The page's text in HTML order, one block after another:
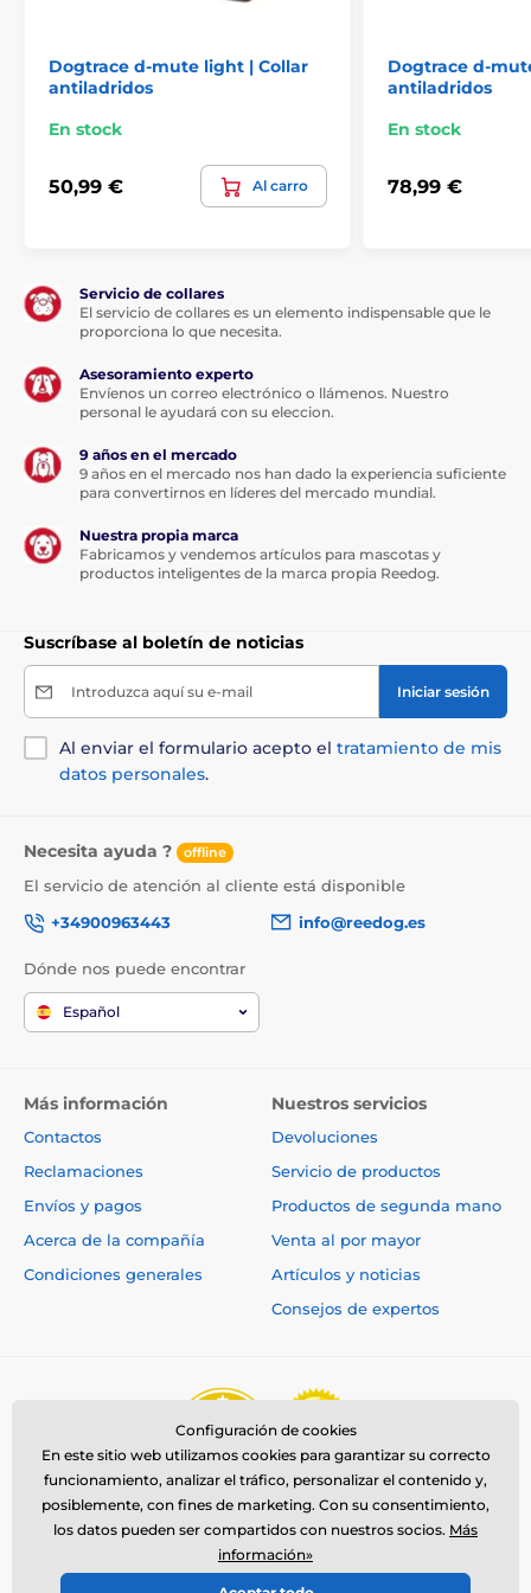
pulso más fuerte, por lo que es ideal para
razas de perros grandes y
También incluye un collar fijo que es
ajustable y cómodo. Tu cachorro no se
ajustar fácilmente el cuello para una circunferencia de
cuello de18 a 50 cm.
Peso y dimensiones
que es ajustable y cómodo. El Dogtrace D-
ergonómico. Mide 3,8 cm de ancho, 7,7 cm de alto y 3,7
cm de fondo y su peso es de 67 gramos (sin batería).
carácter ilustrativo.
El producto aparece en las categorías
Collares antiladrido
Eléctricos Audio
Dogtrace d-mute light | Collar
antiladridos
En stock
50,99 € Al carro
Dogtrace d-
antiladridos
En stock
78,99 €
Servicio de collares
El servicio de collares es un elemento indispensable que le
proporciona lo que necesita.
Asesoramiento experto
Envíenos un correo electrónico o llámenos. Nuestro
personal le ayudará con su eleccion.
9 años en el mercado
9 años en el mercado nos han dado la experiencia suficiente
para convertirnos en líderes del mercado mundial.
Nuestra propia marca
Fabricamos y vendemos artículos para mascotas y
productos inteligentes de la marca propia Reedog.
Suscríbase al boletín de noticias
Introduzca aquí su e-mail Iniciar sesión
Al enviar el formulario acepto el tratamiento de mis
datos personales.
Necesita ayuda ? offline
El servicio de atención al cliente está disponible
+34900963443
info@reedog.es
Dónde nos puede encontrar
Español
Más información
Contactos
Reclamaciones
Envíos y pagos
Acerca de la compañía
Condiciones generales
Nuestros servicios
Devoluciones
Servicio de productos
Productos de segunda mano
Venta al por mayor
Artículos y noticias
Consejos de expertos
Configuración de cookies
En este sitio web utilizamos cookies para garantizar su correcto
funcionamiento, analizar el tráfico, personalizar el contenido y,
posiblemente, con fines de marketing. Con su consentimiento,
los datos pueden ser compartidos con nuestros socios. Más
información»